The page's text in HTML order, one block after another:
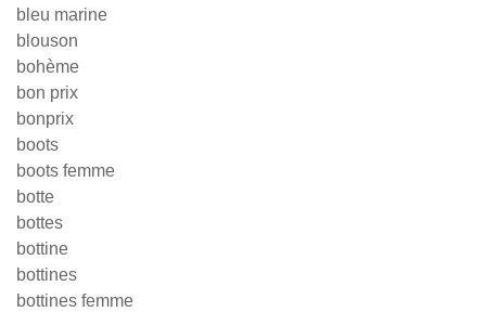
bleu marine
blouson
bohème
bon prix
bonprix
boots
boots femme
botte
bottes
bottine
bottines
bottines femme